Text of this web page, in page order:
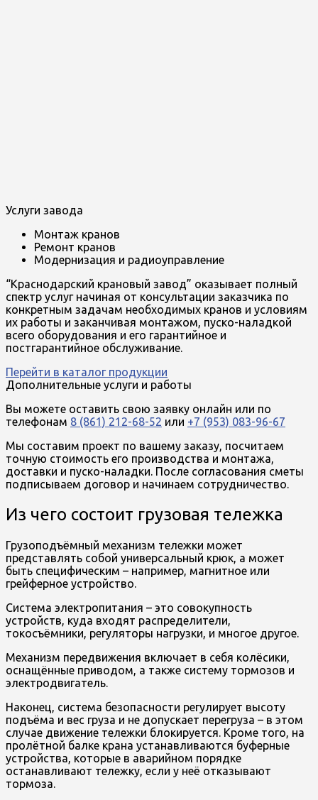
Услуги завода
Монтаж кранов
Ремонт кранов
Модернизация и радиоуправление
“Краснодарский крановый завод” оказывает полный
спектр услуг начиная от консультации заказчика по
конкретным задачам необходимых кранов и условиям
их работы и заканчивая монтажом, пуско-наладкой
всего оборудования и его гарантийное и
постгарантийное обслуживание.
Перейти в каталог продукции
Дополнительные услуги и работы
Вы можете оставить свою заявку онлайн или по
телефонам 8 (861) 212-68-52 или +7 (953) 083-96-67
Мы составим проект по вашему заказу, посчитаем
точную стоимость его производства и монтажа,
доставки и пуско-наладки. После согласования сметы
подписываем договор и начинаем сотрудничество.
Из чего состоит грузовая тележка
Грузоподъёмный механизм тележки может
представлять собой универсальный крюк, а может
быть специфическим – например, магнитное или
грейферное устройство.
Система электропитания – это совокупность
устройств, куда входят распределители,
токосъёмники, регуляторы нагрузки, и многое другое.
Механизм передвижения включает в себя колёсики,
оснащённые приводом, а также систему тормозов и
электродвигатель.
Наконец, система безопасности регулирует высоту
подъёма и вес груза и не допускает перегруза – в этом
случае движение тележки блокируется. Кроме того, на
пролётной балке крана устанавливаются буферные
устройства, которые в аварийном порядке
останавливают тележку, если у неё отказывают
тормоза.